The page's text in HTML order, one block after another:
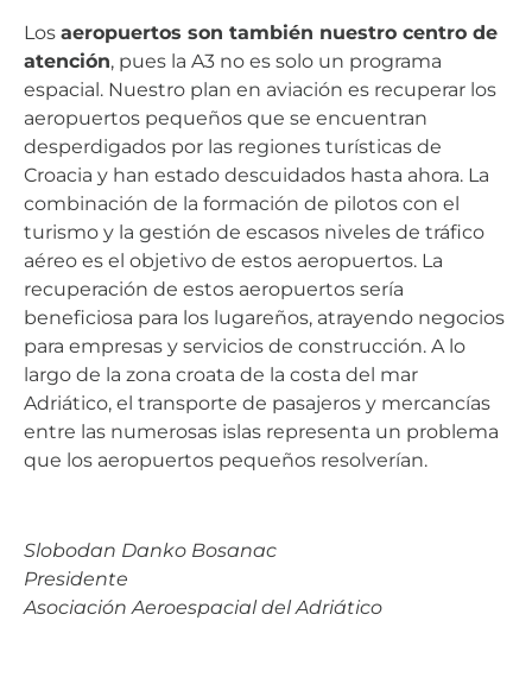
Los aeropuertos son también nuestro centro de
atención, pues la A3 no es solo un programa
espacial. Nuestro plan en aviación es recuperar los
aeropuertos pequeños que se encuentran
desperdigados por las regiones turísticas de
Croacia y han estado descuidados hasta ahora. La
combinación de la formación de pilotos con el
turismo y la gestión de escasos niveles de tráfico
aéreo es el objetivo de estos aeropuertos. La
recuperación de estos aeropuertos sería
beneficiosa para los lugareños, atrayendo negocios
para empresas y servicios de construcción. A lo
largo de la zona croata de la costa del mar
Adriático, el transporte de pasajeros y mercancías
entre las numerosas islas representa un problema
que los aeropuertos pequeños resolverían.
Slobodan Danko Bosanac
Presidente
Asociación Aeroespacial del Adriático